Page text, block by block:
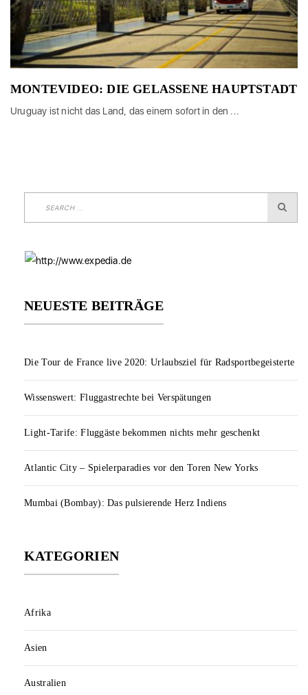
MONTEVIDEO: DIE GELASSENE HAUPTSTADT
Uruguay ist nicht das Land, das einem sofort in den ...
NEUESTE BEITRÄGE
Die Tour de France live 2020: Urlaubsziel für Radsportbegeisterte
Wissenswert: Fluggastrechte bei Verspätungen
Light-Tarife: Fluggäste bekommen nichts mehr geschenkt
Atlantic City – Spielerparadies vor den Toren New Yorks
Mumbai (Bombay): Das pulsierende Herz Indiens
KATEGORIEN
Afrika
Asien
Australien